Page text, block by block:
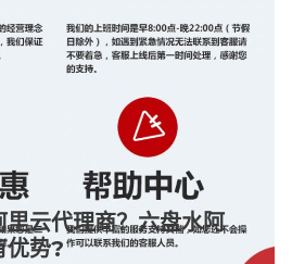
里云代理商？六盘水阿
优势?